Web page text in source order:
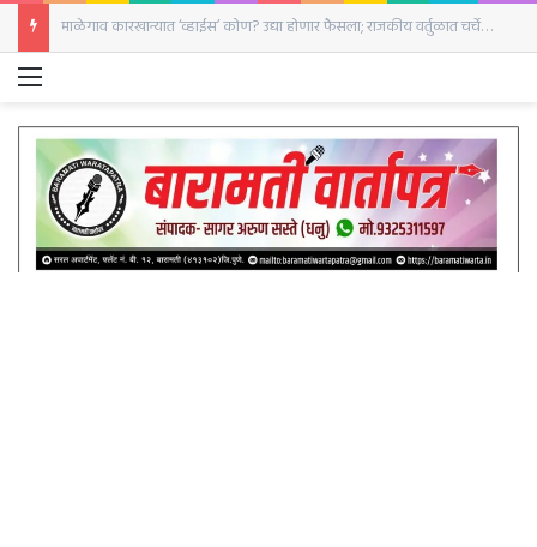
माळेगाव कारखान्यात ‘व्हाईस’ कोण? उद्या होणार फैसला; राजकीय वर्तुळात चर्चेला उधाण
Menu